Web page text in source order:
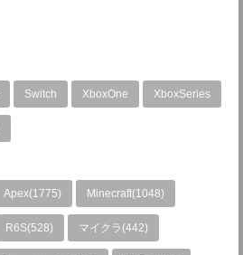
Switch XboxOne XboxSeries
Apex(1775) Minecraft(1048)
R6S(528) マイクラ(442)